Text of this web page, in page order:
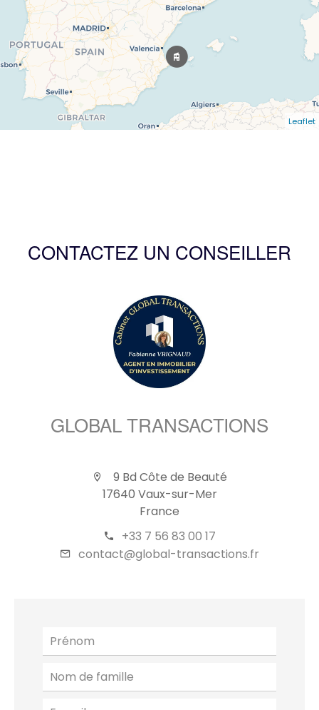
Leaflet
CONTACTEZ UN CONSEILLER
GLOBAL TRANSACTIONS
9 Bd Côte de Beauté
17640 Vaux-sur-Mer
France
+33 7 56 83 00 17
contact@global-transactions.fr